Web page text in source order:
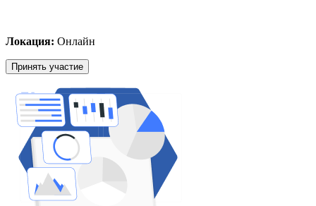
Локация: Онлайн
Принять участие